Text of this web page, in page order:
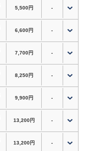
ミウィ橋本、相模原市立
物やお仕事の途中にも立
アが広がる地域で、ご家
消はもちろん、法人様の
としてもご活用いただけ
・京王相模原線 橋本駅か
場線）近くでアクセス良
5,500円 -
6,600円 -
7,700円 -
8,250円 -
9,900円 -
13,200円 -
13,200円 -